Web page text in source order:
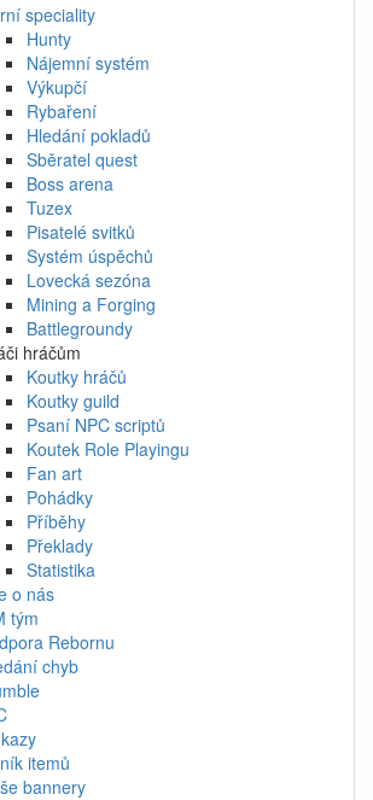
speciality
Hunty
Nájemní systém
Výkupčí
Rybaření
Hledání pokladů
Sběratel quest
Boss arena
Tuzex
Pisatelé svitků
Systém úspěchů
Lovecká sezóna
Mining a Forging
Battlegroundy
hráčům
Koutky hráčů
Koutky guild
Psaní NPC scriptů
Koutek Role Playingu
Fan art
Pohádky
Příběhy
Překlady
Statistika
o nás
tým
Rebornu
chyb
itemů
bannery